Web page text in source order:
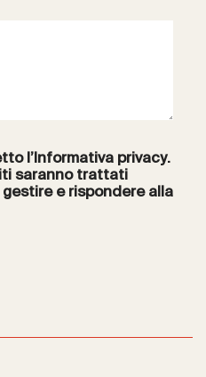
l’Informativa privacy.
saranno trattati
e rispondere alla